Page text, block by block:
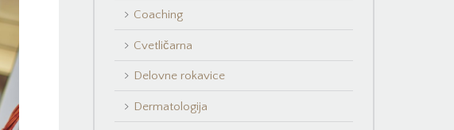
Coaching
Cvetličarna
Delovne rokavice
Dermatologija